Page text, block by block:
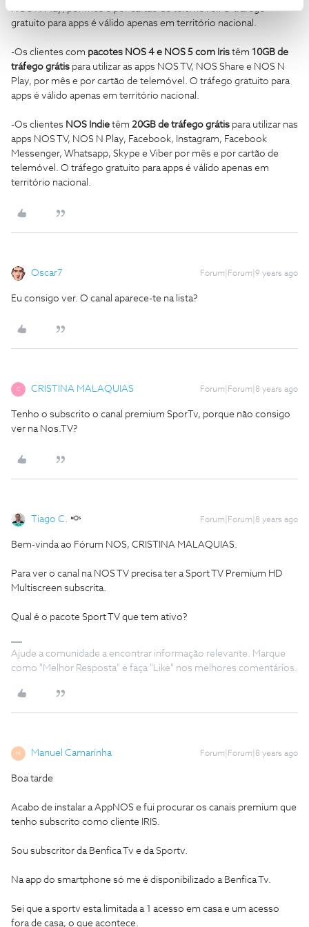
NOS N Play, por mês e por cartão de telemóvel. O tráfego
gratuito para apps é válido apenas em território nacional.
-Os clientes com pacotes NOS 4 e NOS 5 com Iris têm 10GB de
tráfego grátis para utilizar as apps NOS TV, NOS Share e NOS N
Play, por mês e por cartão de telemóvel. O tráfego gratuito para
apps é válido apenas em território nacional.
-Os clientes NOS Indie têm 20GB de tráfego grátis para utilizar nas
apps NOS TV, NOS N Play, Facebook, Instagram, Facebook
Messenger, Whatsapp, Skype e Viber por mês e por cartão de
telemóvel. O tráfego gratuito para apps é válido apenas em
território nacional.
Oscar7 Forum|Forum|9 years ago
Eu consigo ver. O canal aparece-te na lista?
C CRISTINA MALAQUIAS Forum|Forum|8 years ago
Tenho o subscrito o canal premium SporTv, porque não consigo
ver na Nos.TV?
Tiago C. Forum|Forum|8 years ago
Bem-vinda ao Fórum NOS, CRISTINA MALAQUIAS.
Para ver o canal na NOS TV precisa ter a Sport TV Premium HD
Multiscreen subscrita.
Qual é o pacote Sport TV que tem ativo?
Ajude a comunidade a encontrar informação relevante. Marque
como "Melhor Resposta" e faça "Like" nos melhores comentários.
M Manuel Camarinha Forum|Forum|8 years ago
Boa tarde
Acabo de instalar a AppNOS e fui procurar os canais premium que
tenho subscrito como cliente IRIS.
Sou subscritor da Benfica Tv e da Sportv.
Na app do smartphone só me é disponibilizado a Benfica Tv.
Sei que a sportv esta limitada a 1 acesso em casa e um acesso
fora de casa, o que acontece.